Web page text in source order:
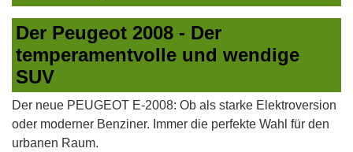
Der Peugeot 2008 - Der
temperamentvolle und wendige
SUV
Der neue PEUGEOT E-2008: Ob als starke Elektroversion
oder moderner Benziner. Immer die perfekte Wahl für den
urbanen Raum.